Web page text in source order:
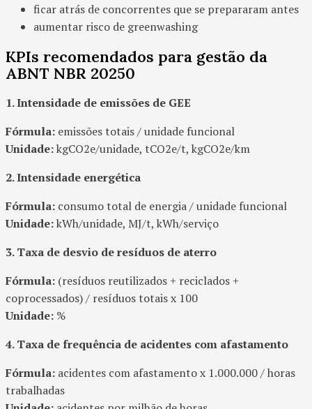
ficar atrás de concorrentes que se prepararam antes
aumentar risco de greenwashing
KPIs recomendados para gestão da
ABNT NBR 20250
1. Intensidade de emissões de GEE
Fórmula: emissões totais / unidade funcional
Unidade:kgCO2e/unidade, tCO2e/t, kgCO2e/km
2. Intensidade energética
Fórmula: consumo total de energia / unidade funcional
Unidade:kWh/unidade, MJ/t, kWh/serviço
3. Taxa de desvio de resíduos de aterro
Fórmula: (resíduos reutilizados + reciclados +
coprocessados) / resíduos totais x 100
Unidade: %
4. Taxa de frequência de acidentes com afastamento
Fórmula: acidentes com afastamento x 1.000.000 / horas
trabalhadas